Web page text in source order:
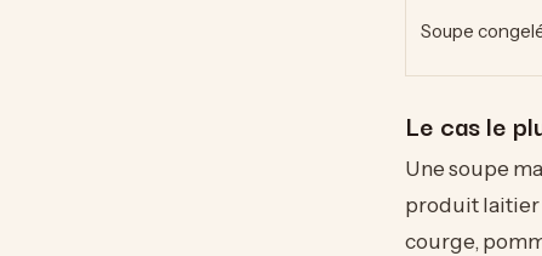
Soupe
Le cas le
Une soupe
produit laitier
courge,